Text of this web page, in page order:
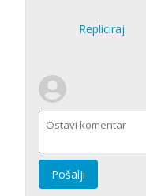
Repliciraj
Pošalji